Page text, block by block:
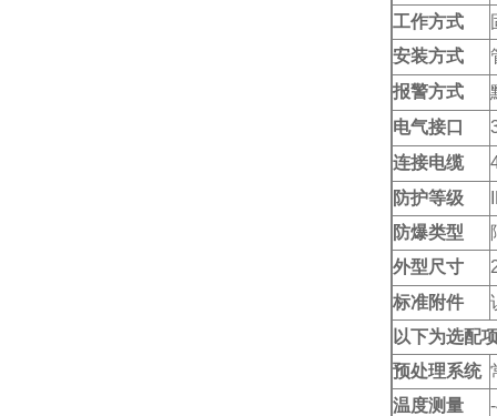
工作方式
安装方式
报警方式
电气接口
连接电缆
防护等级
防爆类型
外型尺寸
标准附件
以下为选配
预处理系统
温度测量